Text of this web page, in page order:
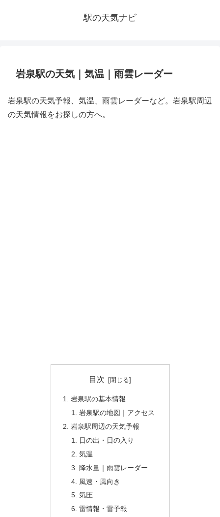
駅の天気ナビ
岩泉駅の天気｜気温｜雨雲レーダー
岩泉駅の天気予報、気温、雨雲レーダーなど。岩泉駅周辺
の天気情報をお探しの方へ。
目次
岩泉駅の基本情報
岩泉駅の地図｜アクセス
岩泉駅周辺の天気予報
日の出・日の入り
気温
降水量｜雨雲レーダー
風速・風向き
気圧
雷情報・雷予報